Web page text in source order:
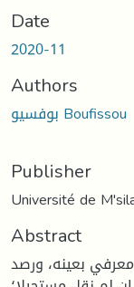
Date
2020-11
Authors
بوفسيو Boufissou
Publisher
Université de
Abstract
بعينه، ورصد